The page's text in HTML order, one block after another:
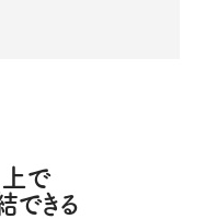
で
できる